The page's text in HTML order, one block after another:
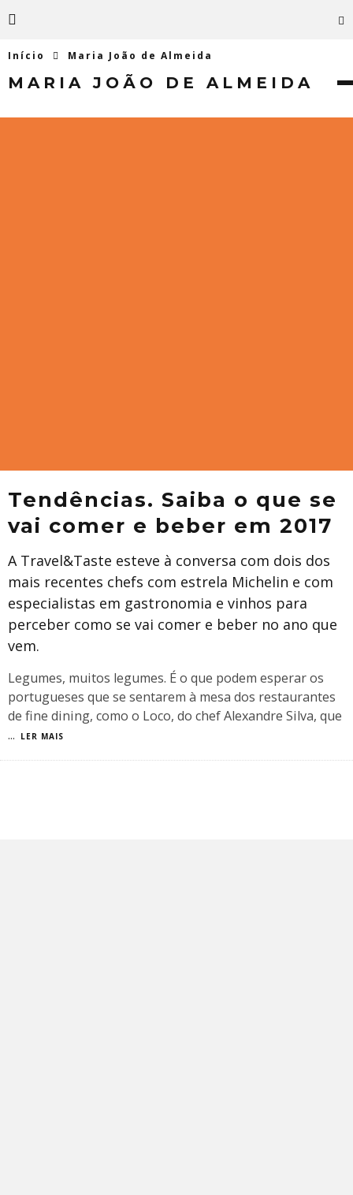
Início Maria João de Almeida
MARIA JOÃO DE ALMEIDA
Tendências. Saiba o que se
vai comer e beber em 2017
A Travel&Taste esteve à conversa com dois dos
mais recentes chefs com estrela Michelin e com
especialistas em gastronomia e vinhos para
perceber como se vai comer e beber no ano que
vem.
Legumes, muitos legumes. É o que podem esperar os
portugueses que se sentarem à mesa dos restaurantes
de fine dining, como o Loco, do chef Alexandre Silva, que
...
LER MAIS